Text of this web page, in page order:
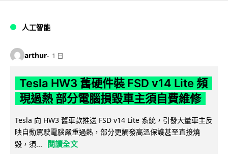
人工智能
arthur 1 日
Tesla HW3 舊硬件裝 FSD v14 Lite 頻
現過熱 部分電腦損毀車主須自費維修
Tesla 向 HW3 舊車款推送 FSD v14 Lite 系統，引發大量車主反
映自動駕駛電腦嚴重過熱，部分更觸發高溫保護甚至直接燒
毀，須...
閱讀全文